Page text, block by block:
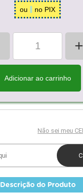
ou no PIX
+
Adicionar ao carrinho
Descrição do Produto